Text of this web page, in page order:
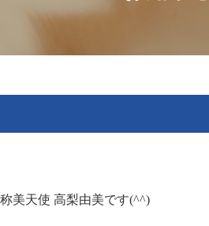
美天使 高梨由美です(^^)